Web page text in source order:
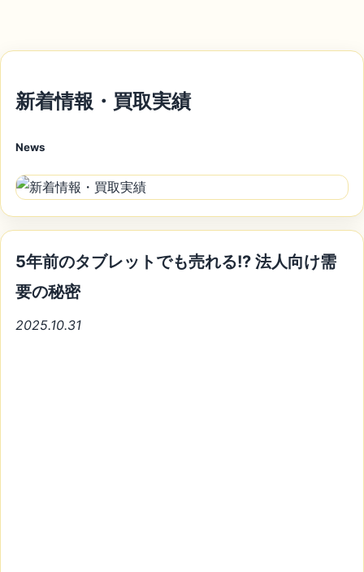
新着情報・買取実績
News
5年前のタブレットでも売れる!? 法人向け需
要の秘密
2025.10.31